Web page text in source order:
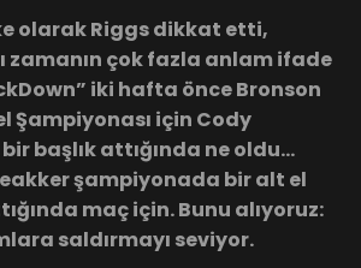
olarak Riggs dikkat etti,
zamanın çok fazla anlam ifade
iki hafta önce Bronson
Şampiyonası için Cody
bir başlık attığında ne oldu…
şampiyonada bir alt el
maç için. Bunu alıyoruz:
saldırmayı seviyor.